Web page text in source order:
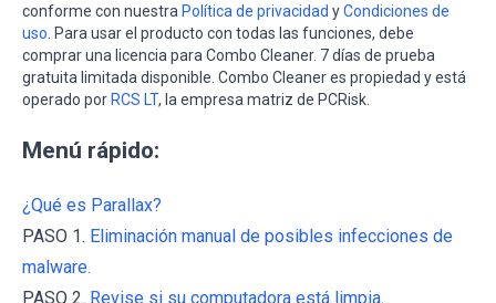
conforme con nuestra Política de privacidad yCondiciones de
uso . Para usar el producto con todas las funciones, debe
comprar una licencia para Combo Cleaner. 7 días de prueba
gratuita limitada disponible. Combo Cleaner es propiedad y está
operado por RCS LT, la empresa matriz de PCRisk.
Menú rápido:
¿Qué es Parallax?
PASO 1. Eliminación manual de posibles infecciones de
malware.
PASO 2. Revise si su computadora está limpia.